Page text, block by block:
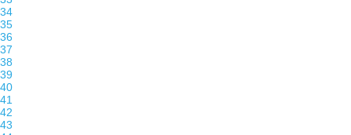
34
35
36
37
38
39
40
41
42
43